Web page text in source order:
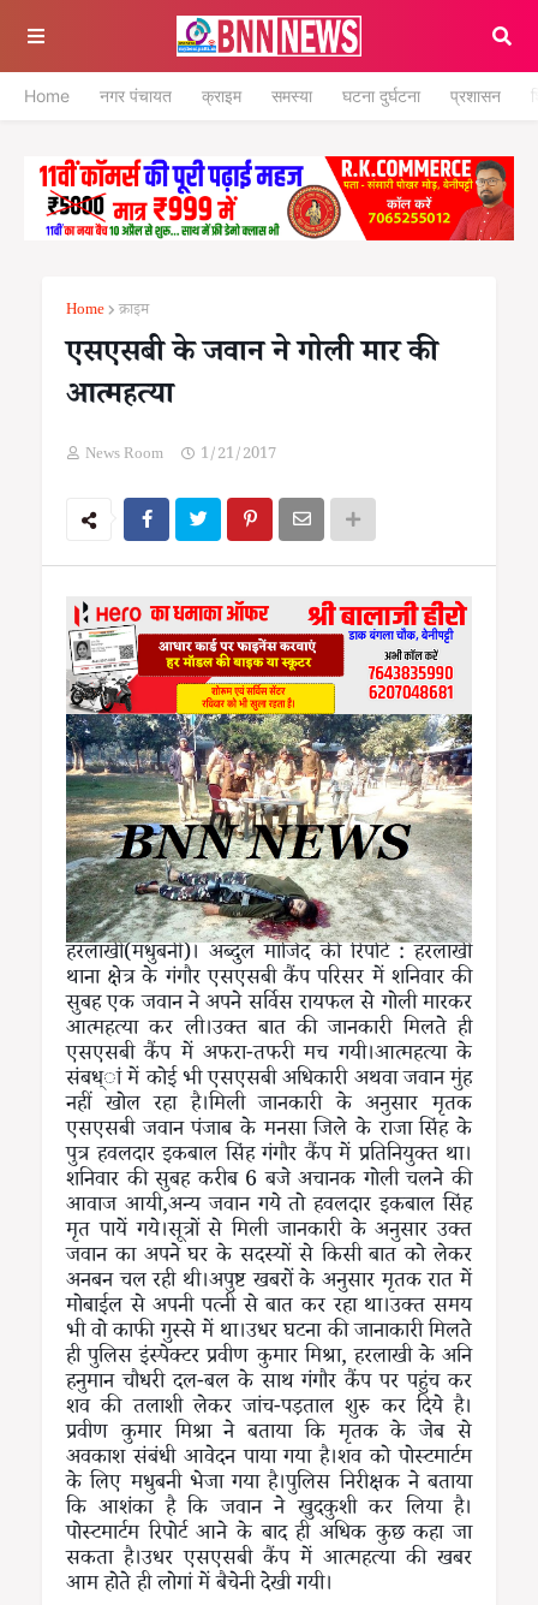
Home नगर पंचायत क्राइम समस्या घटना दुर्घटना प्रशासन
Home क्राइम
एसएसबी के जवान ने गोली मार की
आत्महत्या
News Room 1/21/2017
हरलाखी(मधुबनी)। अब्दुल माजिद की रिपोर्ट : हरलाखी
थाना क्षेत्र के गंगौर एसएसबी कैंप परिसर में शनिवार की
सुबह एक जवान ने अपने सर्विस रायफल से गोली मारकर
आत्महत्या कर ली।उक्त बात की जानकारी मिलते ही
एसएसबी कैंप में अफरा-तफरी मच गयी।आत्महत्या के
संबध्ां में कोई भी एसएसबी अधिकारी अथवा जवान मुंह
नहीं खोल रहा है।मिली जानकारी के अनुसार मृतक
एसएसबी जवान पंजाब के मनसा जिले के राजा सिंह के
पुत्र हवलदार इकबाल सिंह गंगौर कैंप में प्रतिनियुक्त था।
शनिवार की सुबह करीब 6 बजे अचानक गोली चलने की
आवाज आयी,अन्य जवान गये तो हवलदार इकबाल सिंह
मृत पायें गये।सूत्रों से मिली जानकारी के अनुसार उक्त
जवान का अपने घर के सदस्यों से किसी बात को लेकर
अनबन चल रही थी।अपुष्ट खबरों के अनुसार मृतक रात में
मोबाईल से अपनी पत्नी से बात कर रहा था।उक्त समय
भी वो काफी गुस्से में था।उधर घटना की जानाकारी मिलते
ही पुलिस इंस्पेक्टर प्रवीण कुमार मिश्रा, हरलाखी के अनि
हनुमान चौधरी दल-बल के साथ गंगौर कैंप पर पहुंच कर
शव की तलाशी लेकर जांच-पड़ताल शुरु कर दिये है।
प्रवीण कुमार मिश्रा ने बताया कि मृतक के जेब से
अवकाश संबंधी आवेदन पाया गया है।शव को पोस्टमार्टम
के लिए मधुबनी भेजा गया है।पुलिस निरीक्षक ने बताया
कि आशंका है कि जवान ने खुदकुशी कर लिया है।
पोस्टमार्टम रिपोर्ट आने के बाद ही अधिक कुछ कहा जा
सकता है।उधर एसएसबी कैंप में आत्महत्या की खबर
आम होते ही लोगां में बैचेनी देखी गयी।